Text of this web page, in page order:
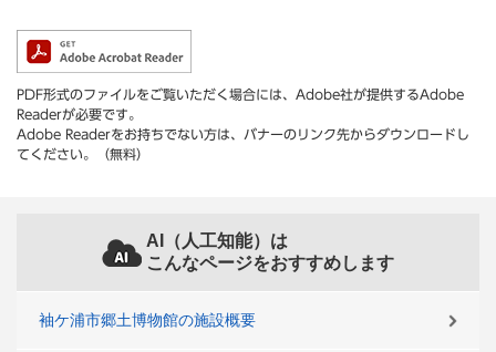
PDF形式のファイルをご覧いただく場合には、Adobe社が提供するAdobe
Readerが必要です。
Adobe Readerをお持ちでない方は、バナーのリンク先からダウンロードし
てください。（無料）
AI（人工知能）は
こんなページをおすすめします
袖ケ浦市郷土博物館の施設概要